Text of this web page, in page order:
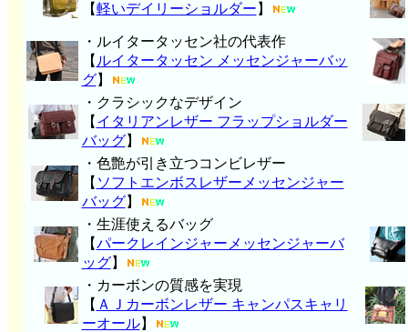
【軽いデイリーショルダー 】
・ルイタータッセン社の代表作
【 ルイタータッセン メッセンジャーバッ
グ】
・クラシックなデザイン
【 イタリアンレザー フラップショルダー
バッグ】
・色艶が引き立つコンビレザー
【 ソフトエンボスレザーメッセンジャー
バッグ】
・生涯使えるバッグ
【パークレインジャーメッセンジャーバ
ッグ】
・カーボンの質感を実現
【 ＡＪカーボンレザー キャンパスキャリ
ーオール】